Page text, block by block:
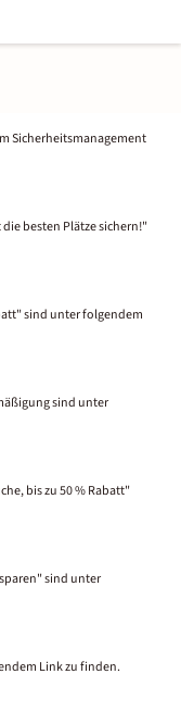
Sicherheitsmanagement
besten Plätze sichern!"
sind unter folgendem
sind unter
bis zu 50 % Rabatt"
sind unter
Link zu finden.